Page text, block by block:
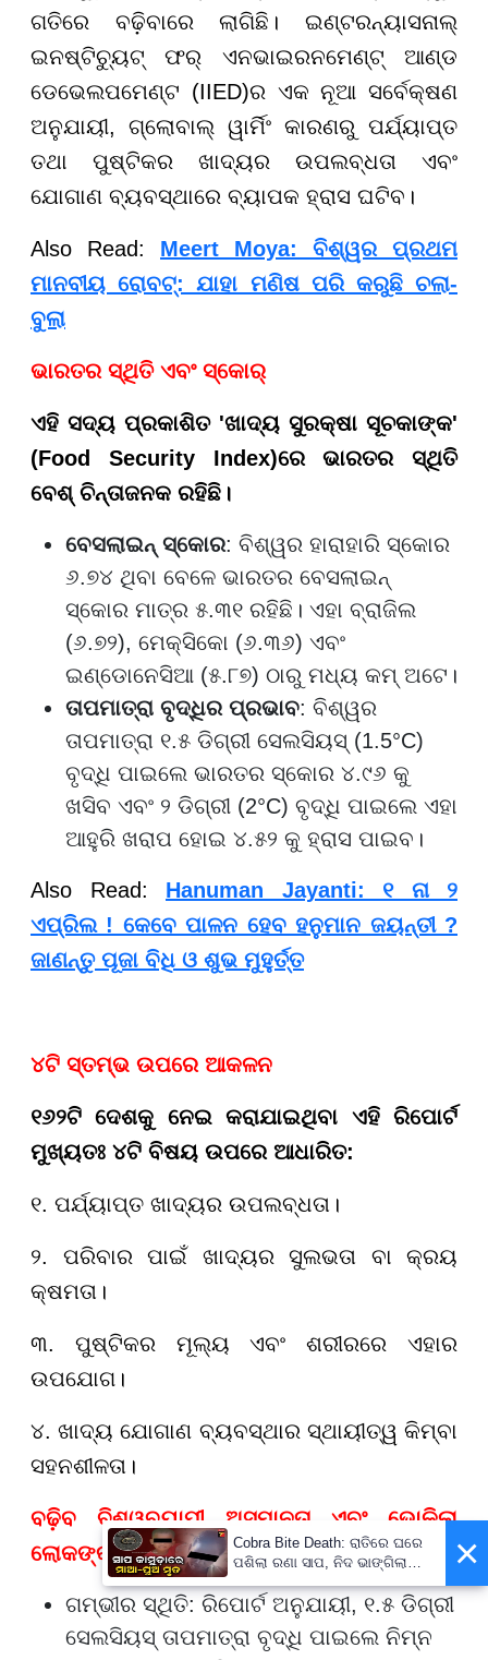
ଗତିରେ ବଢ଼ିବାରେ ଲାଗିଛି। ଇଣ୍ଟରନ୍ୟାସନାଲ୍
ଇନଷ୍ଟିଚ୍ୟୁଟ୍ ଫର୍ ଏନଭାଇରନମେଣ୍ଟ୍ ଆଣ୍ଡ
ଡେଭେଲପମେଣ୍ଟ (IIED)ର ଏକ ନୂଆ ସର୍ବେକ୍ଷଣ
ଅନୁଯାୟୀ, ଗ୍ଲୋବାଲ୍ ୱାର୍ମିଂ କାରଣରୁ ପର୍ଯ୍ୟାପ୍ତ
ତଥା ପୁଷ୍ଟିକର ଖାଦ୍ୟର ଉପଲବ୍ଧତା ଏବଂ
ଯୋଗାଣ ବ୍ୟବସ୍ଥାରେ ବ୍ୟାପକ ହ୍ରାସ ଘଟିବ।
Also Read: Meert Moya: ବିଶ୍ୱର ପ୍ରଥମ
ମାନବୀୟ ରୋବଟ୍: ଯାହା ମଣିଷ ପରି କରୁଛି ଚଲା-
ବୁଲା
ଭାରତର ସ୍ଥିତି ଏବଂ ସ୍କୋର୍
ଏହି ସଦ୍ୟ ପ୍ରକାଶିତ 'ଖାଦ୍ୟ ସୁରକ୍ଷା ସୂଚକାଙ୍କ'
(Food Security Index)ରେ ଭାରତର ସ୍ଥିତି
ବେଶ୍ ଚିନ୍ତାଜନକ ରହିଛି।
ବେସଲାଇନ୍ ସ୍କୋର: ବିଶ୍ୱର ହାରାହାରି ସ୍କୋର
୬.୭୪ ଥିବା ବେଳେ ଭାରତର ବେସଲାଇନ୍
ସ୍କୋର ମାତ୍ର ୫.୩୧ ରହିଛି। ଏହା ବ୍ରାଜିଲ
(୬.୭୨), ମେକ୍ସିକୋ (୬.୩୬) ଏବଂ
ଇଣ୍ଡୋନେସିଆ (୫.୮୭) ଠାରୁ ମଧ୍ୟ କମ୍ ଅଟେ।
ତାପମାତ୍ରା ବୃଦ୍ଧିର ପ୍ରଭାବ: ବିଶ୍ୱର
ତାପମାତ୍ରା ୧.୫ ଡିଗ୍ରୀ ସେଲସିୟସ୍ (1.5°C)
ବୃଦ୍ଧି ପାଇଲେ ଭାରତର ସ୍କୋର ୪.୯୬ କୁ
ଖସିବ ଏବଂ ୨ ଡିଗ୍ରୀ (2°C) ବୃଦ୍ଧି ପାଇଲେ ଏହା
ଆହୁରି ଖରାପ ହୋଇ ୪.୫୨ କୁ ହ୍ରାସ ପାଇବ।
Also Read: Hanuman Jayanti: ୧ ନା ୨
ଏପ୍ରିଲ ! କେବେ ପାଳନ ହେବ ହନୁମାନ ଜୟନ୍ତୀ ?
ଜାଣନ୍ତୁ ପୂଜା ବିଧି ଓ ଶୁଭ ମୁହୁର୍ତ୍ତ
୪ଟି ସ୍ତମ୍ଭ ଉପରେ ଆକଳନ
୧୬୨ଟି ଦେଶକୁ ନେଇ କରାଯାଇଥିବା ଏହି ରିପୋର୍ଟ
ମୁଖ୍ୟତଃ ୪ଟି ବିଷୟ ଉପରେ ଆଧାରିତ:
୧. ପର୍ଯ୍ୟାପ୍ତ ଖାଦ୍ୟର ଉପଲବ୍ଧତା।
୨. ପରିବାର ପାଇଁ ଖାଦ୍ୟର ସୁଲଭତା ବା କ୍ରୟ
କ୍ଷମତା।
୩. ପୁଷ୍ଟିକର ମୂଲ୍ୟ ଏବଂ ଶରୀରରେ ଏହାର
ଉପଯୋଗ।
୪. ଖାଦ୍ୟ ଯୋଗାଣ ବ୍ୟବସ୍ଥାର ସ୍ଥାୟୀତ୍ୱ କିମ୍ବା
ସହନଶୀଳତା।
ବଢ଼ିବ ବିଶ୍ୱବ୍ୟାପୀ ଅସମାନତା ଏବଂ ଭୋକିଲା
ଲୋକଙ୍କ ସଂଖ୍ୟା
ଗମ୍ଭୀର ସ୍ଥିତି: ରିପୋର୍ଟ ଅନୁଯାୟୀ, ୧.୫ ଡିଗ୍ରୀ
ସେଲସିୟସ୍ ତାପମାତ୍ରା ବୃଦ୍ଧି ପାଇଲେ ନିମ୍ନ
×
Cobra Bite Death: ରାତିରେ ଘରେ
ପଶିଲା ରଣା ସାପ, ନିଦ ଭାଙ୍ଗିଲା